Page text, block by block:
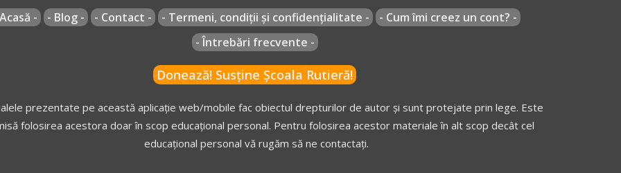
diurnă.(Alineatul (2) a fost modificat și actualizat pe www.scoalarutiera.ro la 16-06-2023)
situaţii:
- - Blog - - Contact - - Termeni, condiții și confidențialitate -
- Cum îmi creez un cont? -
- Întrebări frecvente -
Donează! Susține Școala Rutieră!
prezentate pe această aplicație web/mobile fac obiectul drepturilor de autor și sunt protejate prin lege. Este
folosirea acestora doar în scop educațional personal. Pentru folosirea acestor materiale în alt scop decât cel
educațional personal vă rugăm să ne contactați.